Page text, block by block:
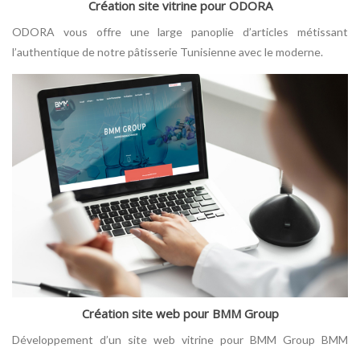
Création site vitrine pour ODORA
ODORA vous offre une large panoplie d’articles métissant
l’authentique de notre pâtisserie Tunisienne avec le moderne.
Création site web pour BMM Group
Développement d’un site web vitrine pour BMM Group BMM